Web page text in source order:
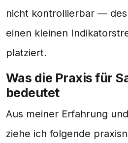
nicht kontrollierbar —
einen kleinen
platziert.
Was die Praxis für
bedeutet
Aus meiner Erfahrung
ziehe ich folgende